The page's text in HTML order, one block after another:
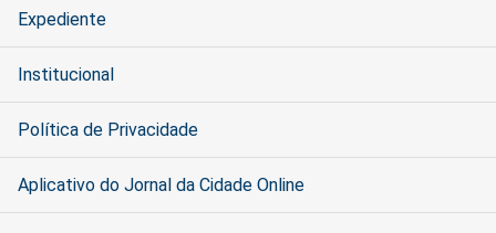
Expediente
Institucional
Política de Privacidade
Aplicativo do Jornal da Cidade Online